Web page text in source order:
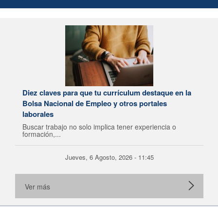
Diez claves para que tu currículum destaque en la
Bolsa Nacional de Empleo y otros portales
laborales
Buscar trabajo no solo implica tener experiencia o
formación,...
Jueves, 6 Agosto, 2026 - 11:45
Ver más